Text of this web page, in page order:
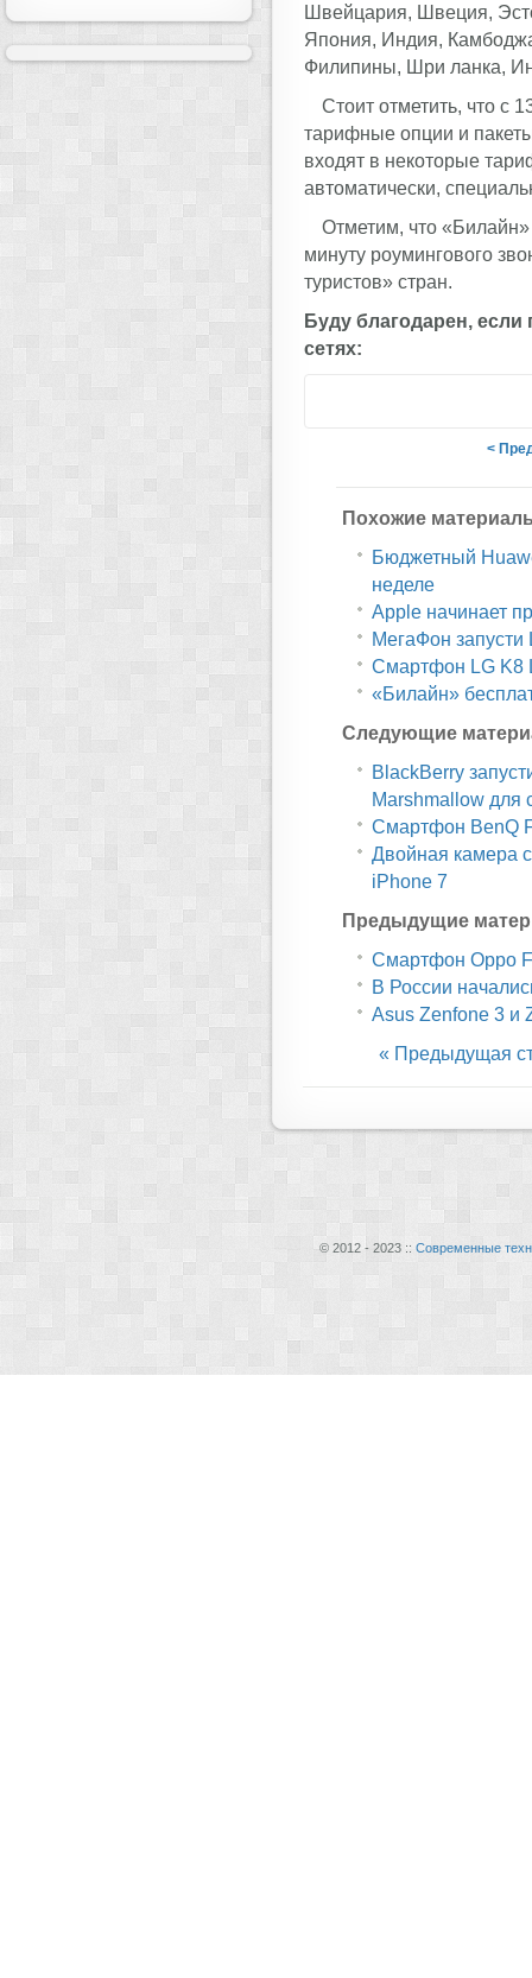
Швейцария, Швеция,
Япония, Индия,
Филипины, Шри ланка,
Стоит отметить, что с
тарифные опции и
входят в некоторые
автоматически,
Отметим, что
минуту роумингового
туристов» стран.
Буду благодарен, если
сетях:
<
Похожие
Бюджетный
неделе
Apple начинает
МегаФон
Смартфон LG K8
«Билайн»
Следующие
BlackBerry
Marshmallow для
Смартфон BenQ
Двойная камера
iPhone 7
Предыдущие
Cмартфон Oppo
В России
Asus Zenfone 3 и
« Предыдущая
© 2012 - 2023 :: Современные